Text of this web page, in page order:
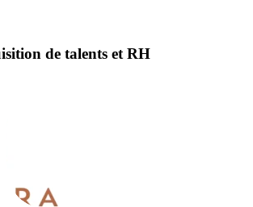
de talents et RH